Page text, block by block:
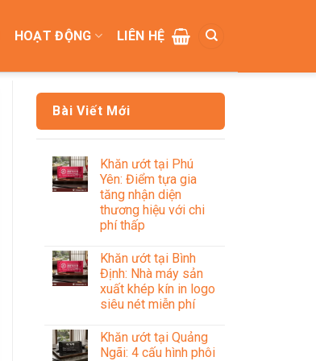
HOẠT ĐỘNG LIÊN HỆ
Bài Viết Mới
Khăn ướt tại Phú
Yên: Điểm tựa gia
tăng nhận diện
thương hiệu với chi
phí thấp
Khăn ướt tại Bình
Định: Nhà máy sản
xuất khép kín in logo
siêu nét miễn phí
Khăn ướt tại Quảng
Ngãi: 4 cấu hình phôi